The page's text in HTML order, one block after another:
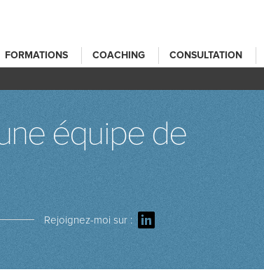
FORMATIONS COACHING CONSULTATION
équipe de
Rejoignez-moi sur :